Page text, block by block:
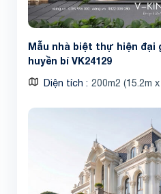
Mẫu nhà biệt thự hiện đại
huyền bí VK24129
Diện tích 200m2 (15.2m